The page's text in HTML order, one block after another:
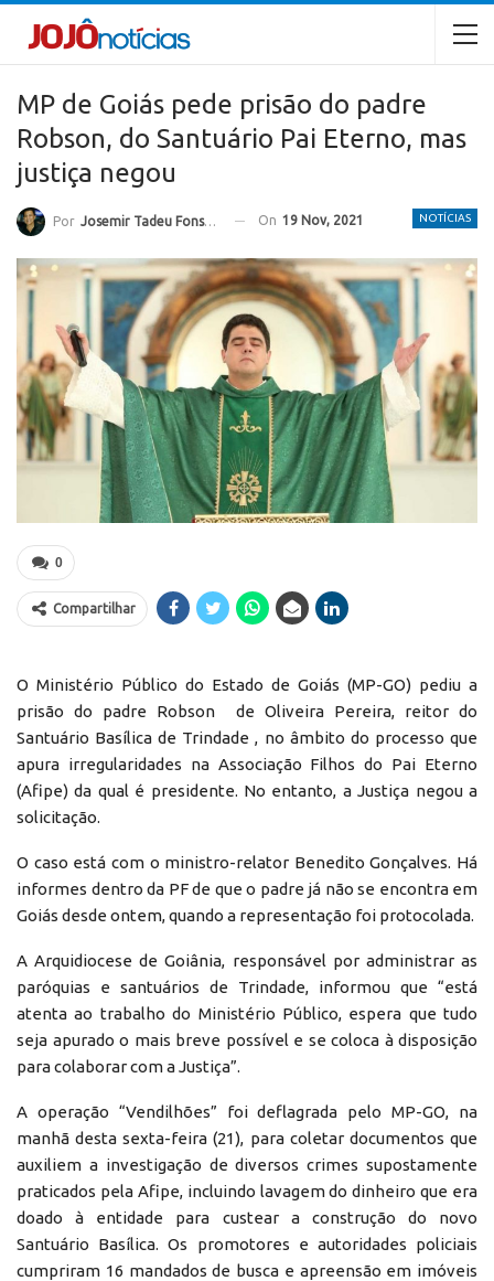
MP de Goiás pede prisão do padre
Robson, do Santuário Pai Eterno, mas
justiça negou
NOTÍCIAS
Por Josemir Tadeu Fonseca On 19 Nov, 2021
0
Compartilhar
O Ministério Público do Estado de Goiás (MP-GO) pediu a
prisão do padre Robson de Oliveira Pereira, reitor do
Santuário Basílica de Trindade , no âmbito do processo que
apura irregularidades na Associação Filhos do Pai Eterno
(Afipe) da qual é presidente. No entanto, a Justiça negou a
solicitação.
O caso está com o ministro-relator Benedito Gonçalves. Há
informes dentro da PF de que o padre já não se encontra em
Goiás desde ontem, quando a representação foi protocolada.
A Arquidiocese de Goiânia, responsável por administrar as
paróquias e santuários de Trindade, informou que “está
atenta ao trabalho do Ministério Público, espera que tudo
seja apurado o mais breve possível e se coloca à disposição
para colaborar com a Justiça”.
A operação “Vendilhões” foi deflagrada pelo MP-GO, na
manhã desta sexta-feira (21), para coletar documentos que
auxiliem a investigação de diversos crimes supostamente
praticados pela Afipe, incluindo lavagem do dinheiro que era
doado à entidade para custear a construção do novo
Santuário Basílica. Os promotores e autoridades policiais
cumpriram 16 mandados de busca e apreensão em imóveis